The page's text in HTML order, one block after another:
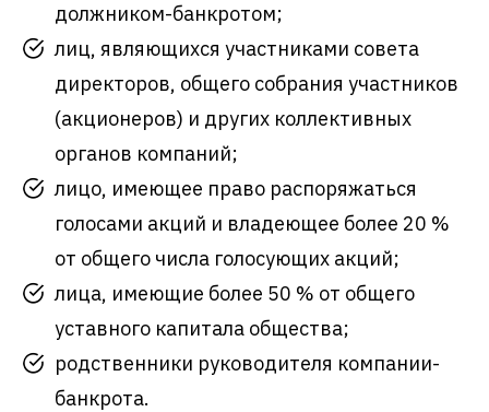
должником-банкротом;
лиц, являющихся участниками совета
директоров, общего собрания участников
(акционеров) и других коллективных
органов компаний;
лицо, имеющее право распоряжаться
голосами акций и владеющее более 20 %
от общего числа голосующих акций;
лица, имеющие более 50 % от общего
уставного капитала общества;
родственники руководителя компании-
банкрота.